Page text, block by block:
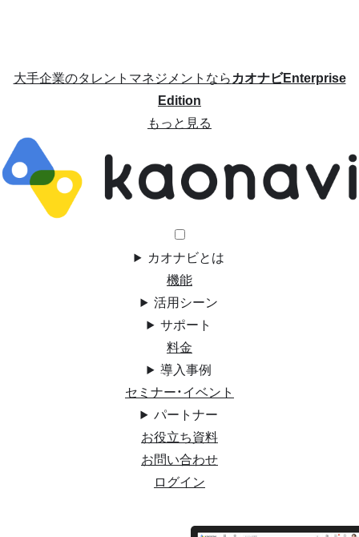
大手企業のタレントマネジメントならカオナビEnterprise
Edition
もっと見る
カオナビとは
機能
活用シーン
サポート
料金
導入事例
セミナー・イベント
パートナー
お役立ち資料
お問い合わせ
ログイン